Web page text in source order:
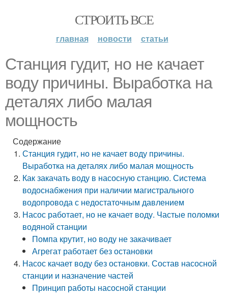
СТРОИТЬ ВСЕ
главная новости статьи
Станция гудит, но не качает
воду причины. Выработка на
деталях либо малая
мощность
Содержание
Станция гудит, но не качает воду причины.
Выработка на деталях либо малая мощность
Как закачать воду в насосную станцию. Система
водоснабжения при наличии магистрального
водопровода с недостаточным давлением
Насос работает, но не качает воду. Частые поломки
водяной станции
Помпа крутит, но воду не закачивает
Агрегат работает без остановки
Насос качает воду без остановки. Состав насосной
станции и назначение частей
Принцип работы насосной станции